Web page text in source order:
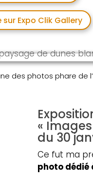
Expo Clik Gallery
des photos phare de
«
du 30
Ce fut ma
photo dédié